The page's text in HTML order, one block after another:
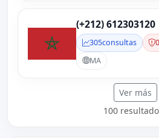
(+212) 612303120
305consultas
MA
Ver más
100